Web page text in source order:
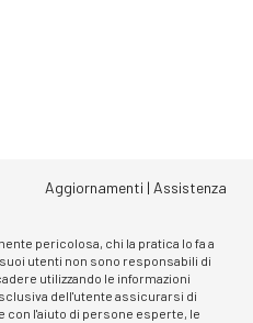
Aggiornamenti | Assistenza
pericolosa, chi la pratica lo fa a
utenti non sono responsabili di
utilizzando le informazioni
dell'utente assicurarsi di
con l'aiuto di persone esperte, le